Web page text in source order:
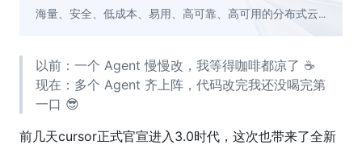
海量、安全、低成本、易用、高可靠、高可用的分布式云
以前：一个 Agent 慢慢改，我等得咖啡都凉了 ☕
现在：多个 Agent 齐上阵，代码改完我还没喝完第
一口 😎
前几天cursor正式官宣进入3.0时代，这次也带来了全新